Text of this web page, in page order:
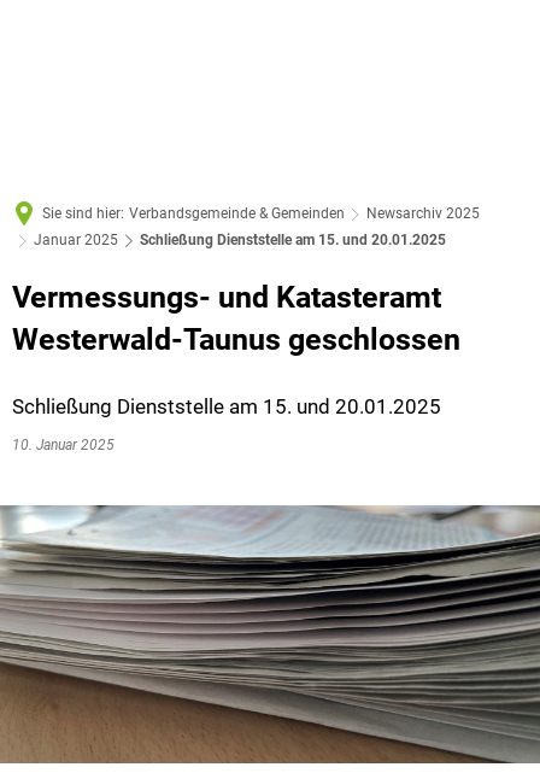
Sie sind hier: Verbandsgemeinde & Gemeinden
Newsarchiv 2025
Januar 2025
Schließung Dienststelle am 15. und 20.01.2025
Vermessungs- und Katasteramt
Westerwald-Taunus geschlossen
Schließung Dienststelle am 15. und 20.01.2025
10. Januar 2025